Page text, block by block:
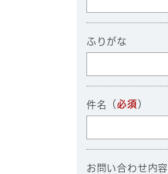
ふりがな
件名 （必須 ）
お問い合わせ内容